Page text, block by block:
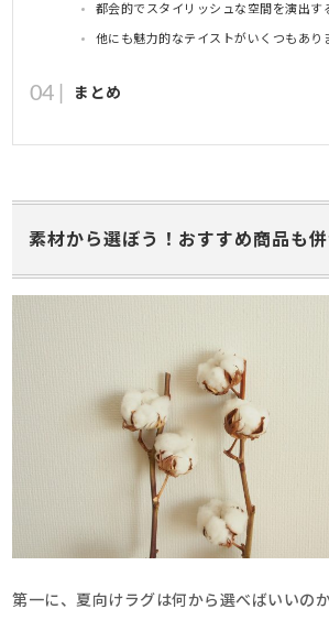
都会的でスタイリッシュな空間を演出す
他にも魅力的なテイストがいくつもあり
まとめ
素材から選ぼう！おすすめ商品も
第一に、夏向けラグは何から選べばいいの